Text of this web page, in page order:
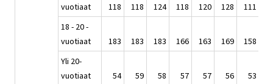
vuotiaat
118 118 124 118 120 128 111
18 - 20 -
vuotiaat
183 183 183 166 163 169 158
Yli 20-
vuotiaat
54 59 58 57 57 56 53